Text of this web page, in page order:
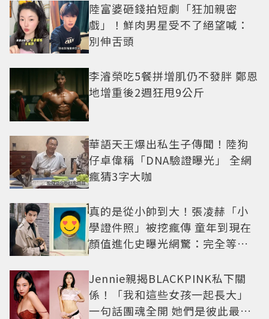
陸富婆砸錢拍短劇「狂加親密
戲」！鮮肉男星受不了絕望喊：
別伸舌頭
李濬榮吃5餐拼增肌仍不發胖 鄭恩
地增重後2週狂甩9公斤
華語天王爆出私生子傳聞！陸狗
仔卓偉稱「DNA驗證曝光」 全網
瘋猜3字大咖
真的是從小帥到大！張凌赫「小
學證件照」被挖瘋傳 童年到現在
顏值進化史曝光網驚：完全等比
Jennie親揭BLACKPINK私下關
係！「我和這些女孩一起長大」
一句話團魂全開 她們是彼此最強